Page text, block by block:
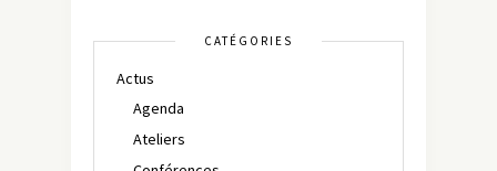
CATÉGORIES
Actus
Agenda
Ateliers